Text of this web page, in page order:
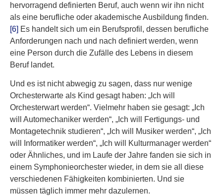
hervorragend definierten Beruf, auch wenn wir ihn nicht
als eine berufliche oder akademische Ausbildung finden.
[6] Es handelt sich um ein Berufsprofil, dessen berufliche
Anforderungen nach und nach definiert werden, wenn
eine Person durch die Zufälle des Lebens in diesem
Beruf landet.
Und es ist nicht abwegig zu sagen, dass nur wenige
Orchesterwarte als Kind gesagt haben: „Ich will
Orchesterwart werden“. Vielmehr haben sie gesagt: „Ich
will Automechaniker werden“, „Ich will Fertigungs- und
Montagetechnik studieren“, „Ich will Musiker werden“, „Ich
will Informatiker werden“, „Ich will Kulturmanager werden“
oder Ähnliches, und im Laufe der Jahre fanden sie sich in
einem Symphonieorchester wieder, in dem sie all diese
verschiedenen Fähigkeiten kombinierten. Und sie
müssen täglich immer mehr dazulernen.